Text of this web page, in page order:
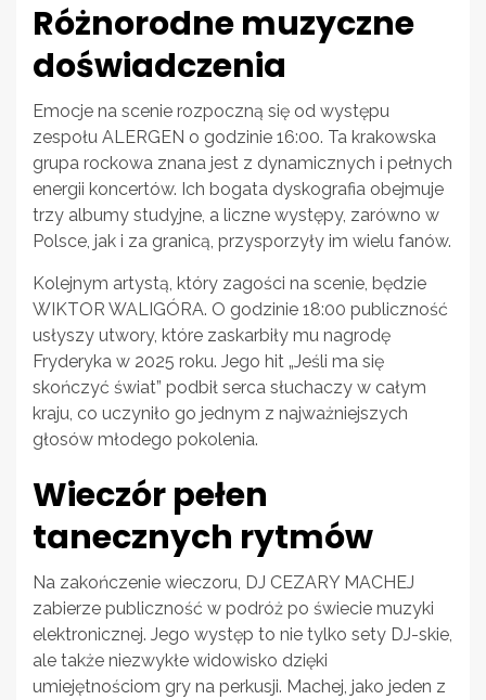
Różnorodne muzyczne
doświadczenia
Emocje na scenie rozpoczną się od występu
zespołu ALERGEN o godzinie 16:00. Ta krakowska
grupa rockowa znana jest z dynamicznych i pełnych
energii koncertów. Ich bogata dyskografia obejmuje
trzy albumy studyjne, a liczne występy, zarówno w
Polsce, jak i za granicą, przysporzyły im wielu fanów.
Kolejnym artystą, który zagości na scenie, będzie
WIKTOR WALIGÓRA. O godzinie 18:00 publiczność
usłyszy utwory, które zaskarbiły mu nagrodę
Fryderyka w 2025 roku. Jego hit „Jeśli ma się
skończyć świat” podbił serca słuchaczy w całym
kraju, co uczyniło go jednym z najważniejszych
głosów młodego pokolenia.
Wieczór pełen
tanecznych rytmów
Na zakończenie wieczoru, DJ CEZARY MACHEJ
zabierze publiczność w podróż po świecie muzyki
elektronicznej. Jego występ to nie tylko sety DJ-skie,
ale także niezwykłe widowisko dzięki
umiejętnościom gry na perkusji. Machej, jako jeden z